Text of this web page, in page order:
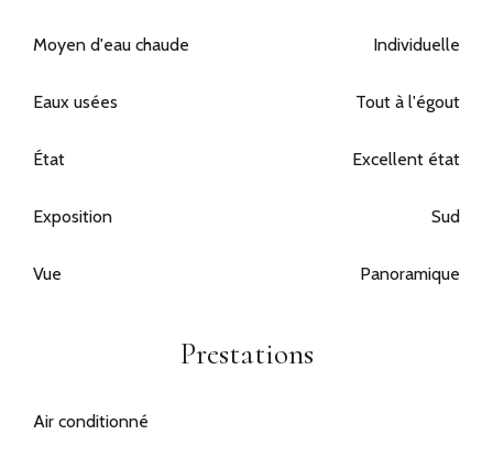
Moyen d'eau chaude Individuelle
Eaux usées Tout à l'égout
État Excellent état
Exposition Sud
Vue Panoramique
Prestations
Air conditionné